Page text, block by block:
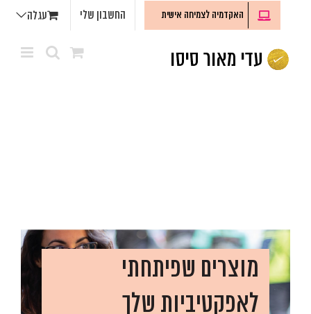
האקדמיה לצמיחה אישית החשבון שלי עגלה
מוצרים שפיתחתי
לאפקטיביות שלך